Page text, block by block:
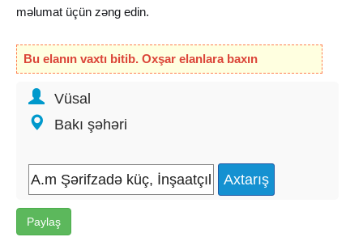
məlumat üçün zəng edin.
Metroların çıxışında obyektlər icarəyə təklif edə bilərik.
Bu elanın vaxtı bitib. Oxşar elanlara baxın
Vüsal
Bakı şəhəri
Paylaş